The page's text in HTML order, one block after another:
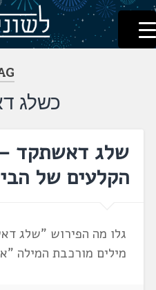
דלג
לתוכן
לשוניאדה
עברית. לשון. שפה
כשלג
שלג דאשתקד
הקלעים של
גלו מה הפירוש "שלג
מילים מורכבת המילה